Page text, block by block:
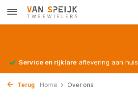
Service en rijklare aflevering aan huis
Terug Home Over ons